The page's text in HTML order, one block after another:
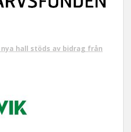
hall stöds av bidrag från